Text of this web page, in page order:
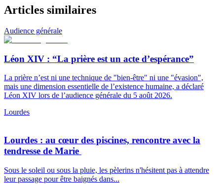
Articles similaires
Audience générale
Léon XIV : “La prière est un acte d’espérance”
La prière n’est ni une technique de "bien-être" ni une "évasion",
mais une dimension essentielle de l’existence humaine, a déclaré
Léon XIV lors de l’audience générale du 5 août 2026.
Lourdes
Lourdes : au cœur des piscines, rencontre avec la
tendresse de Marie
Sous le soleil ou sous la pluie, les pèlerins n'hésitent pas à attendre
leur passage pour être baignés dans...